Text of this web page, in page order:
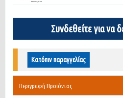
Συνδεθείτε για να
Κατόπιν παραγγελίας
Περιγραφή Προϊόντος